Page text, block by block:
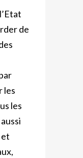
de
les
les